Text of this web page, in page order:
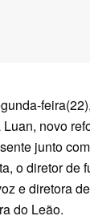
novo
junto
o diretor de
e diretora
do Leão.